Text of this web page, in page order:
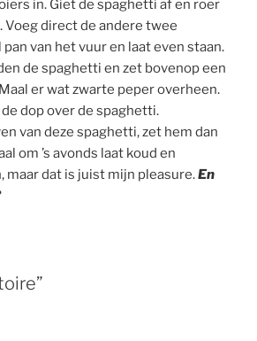
in. Giet de spaghetti af en roer
Voeg direct de andere twee
van het vuur en laat even staan.
de spaghetti en zet bovenop een
er wat zwarte peper overheen.
dop over de spaghetti.
van deze spaghetti, zet hem dan
om ’s avonds laat koud en
maar dat is juist mijn pleasure.En